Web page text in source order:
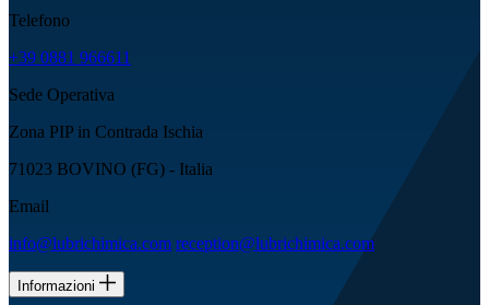
Telefono
+39 0881 966611
Sede Operativa
Zona PIP in Contrada Ischia
71023 BOVINO (FG) - Italia
Email
info@lubrichimica.com reception@lubrichimica.com
Informazioni